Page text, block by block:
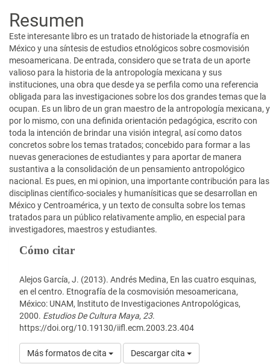
principal
del
artículo
Resumen
Este interesante libro es un tratado de historiade la etnografía en
México y una síntesis de estudios etnológicos sobre cosmovisión
mesoamericana. De entrada, considero que se trata de un aporte
valioso para la historia de la antropología mexicana y sus
instituciones, una obra que desde ya se perfila como una referencia
obligada para las investigaciones sobre los dos grandes temas que la
ocupan. Es un libro de un gran maestro de la antropología mexicana, y
por lo mismo, con una definida orientación pedagógica, escrito con
toda la intención de brindar una visión integral, así como datos
concretos sobre los temas tratados; concebido para formar a las
nuevas generaciones de estudiantes y para aportar de manera
sustantiva a la consolidación de un pensamiento antropológico
nacional. Es pues, en mi opinion, una importante contribución para las
disciplinas científico-sociales y humanísiticas que se desarrollan en
México y Centroamérica, y un texto de consulta sobre los temas
tratados para un público relativamente amplio, en especial para
investigadores, maestros y estudiantes.
Detalles
artículo
Cómo citar
Alejos García, J. (2013). Andrés Medina, En las cuatro esquinas,
en el centro. Etnografía de la cosmovisión mesoamericana,
México: UNAM, lnstituto de Investigaciones Antropológicas,
2000. Estudios De Cultura Maya, 23.
https://doi.org/10.19130/iifl.ecm.2003.23.404
Más formatos de cita Descargar cita